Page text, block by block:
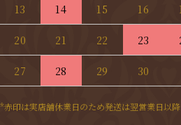
13 14 15 16
20 21 22 23
27 28 29 30
*赤印は実店舗休業日のため発送は翌営業日以降